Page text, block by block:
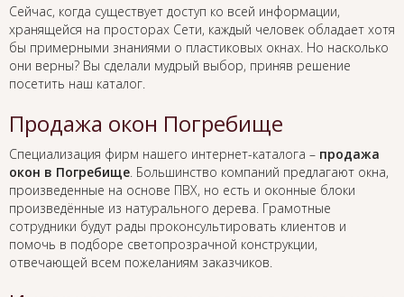
Сейчас, когда существует доступ ко всей информации,
хранящейся на просторах Сети, каждый человек обладает хотя
бы примерными знаниями о пластиковых окнах. Но насколько
они верны? Вы сделали мудрый выбор, приняв решение
посетить наш каталог.
Продажа окон Погребище
Специализация фирм нашего интернет-каталога – продажа
окон в Погребище. Большинство компаний предлагают окна,
произведенные на основе ПВХ, но есть и оконные блоки
произведённые из натурального дерева. Грамотные
сотрудники будут рады проконсультировать клиентов и
помочь в подборе светопрозрачной конструкции,
отвечающей всем пожеланиям заказчиков.